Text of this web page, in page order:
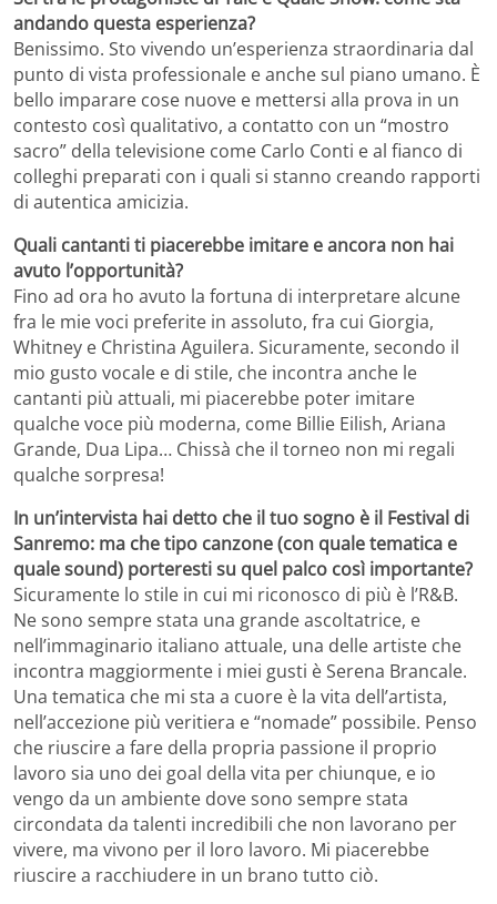
andando questa esperienza?
Benissimo. Sto vivendo un’esperienza straordinaria dal
punto di vista professionale e anche sul piano umano. È
bello imparare cose nuove e mettersi alla prova in un
contesto così qualitativo, a contatto con un “mostro
sacro” della televisione come Carlo Conti e al fianco di
colleghi preparati con i quali si stanno creando rapporti
di autentica amicizia.
Quali cantanti ti piacerebbe imitare e ancora non hai
avuto l’opportunità?
Fino ad ora ho avuto la fortuna di interpretare alcune
fra le mie voci preferite in assoluto, fra cui Giorgia,
Whitney e Christina Aguilera. Sicuramente, secondo il
mio gusto vocale e di stile, che incontra anche le
cantanti più attuali, mi piacerebbe poter imitare
qualche voce più moderna, come Billie Eilish, Ariana
Grande, Dua Lipa… Chissà che il torneo non mi regali
qualche sorpresa!
In un’intervista hai detto che il tuo sogno è il Festival di
Sanremo: ma che tipo canzone (con quale tematica e
quale sound) porteresti su quel palco così importante?
Sicuramente lo stile in cui mi riconosco di più è l’R&B.
Ne sono sempre stata una grande ascoltatrice, e
nell’immaginario italiano attuale, una delle artiste che
incontra maggiormente i miei gusti è Serena Brancale.
Una tematica che mi sta a cuore è la vita dell’artista,
nell’accezione più veritiera e “nomade” possibile. Penso
che riuscire a fare della propria passione il proprio
lavoro sia uno dei goal della vita per chiunque, e io
vengo da un ambiente dove sono sempre stata
circondata da talenti incredibili che non lavorano per
vivere, ma vivono per il loro lavoro. Mi piacerebbe
riuscire a racchiudere in un brano tutto ciò.